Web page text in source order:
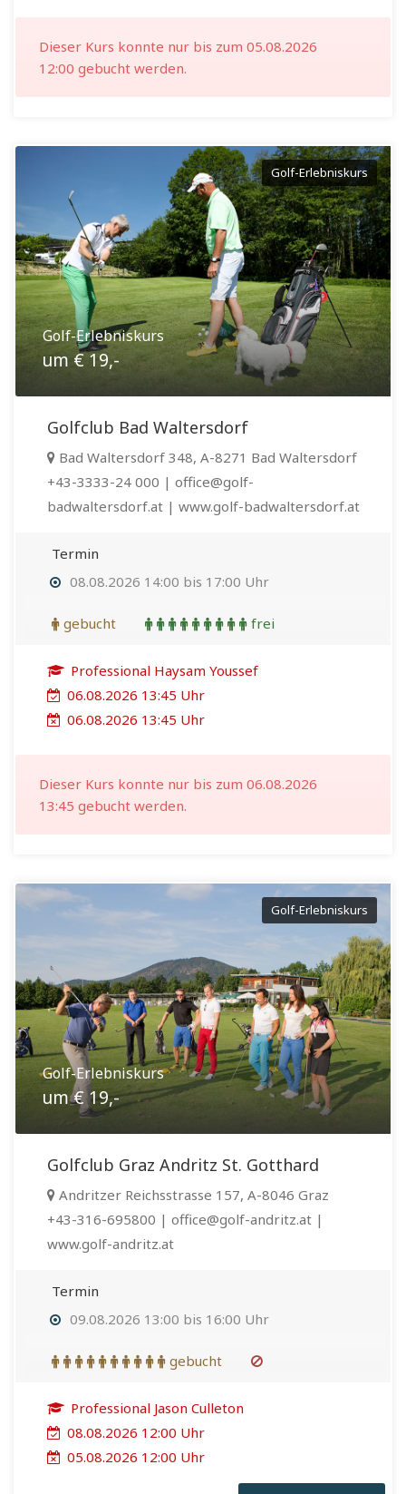
Dieser Kurs konnte nur bis zum 05.08.2026
12:00 gebucht werden.
Golf-Erlebniskurs
Golf-Erlebniskurs
um € 19,-
Golfclub Bad Waltersdorf
Bad Waltersdorf 348, A-8271 Bad Waltersdorf
+43-3333-24 000 | office@golf-
badwaltersdorf.at | www.golf-badwaltersdorf.at
Termin
08.08.2026 14:00 bis 17:00 Uhr
gebucht frei
Professional Haysam Youssef
06.08.2026 13:45 Uhr
06.08.2026 13:45 Uhr
Dieser Kurs konnte nur bis zum 06.08.2026
13:45 gebucht werden.
Golf-Erlebniskurs
Golf-Erlebniskurs
um € 19,-
Golfclub Graz Andritz St. Gotthard
Andritzer Reichsstrasse 157, A-8046 Graz
+43-316-695800 | office@golf-andritz.at |
www.golf-andritz.at
Termin
09.08.2026 13:00 bis 16:00 Uhr
gebucht
Professional Jason Culleton
08.08.2026 12:00 Uhr
05.08.2026 12:00 Uhr